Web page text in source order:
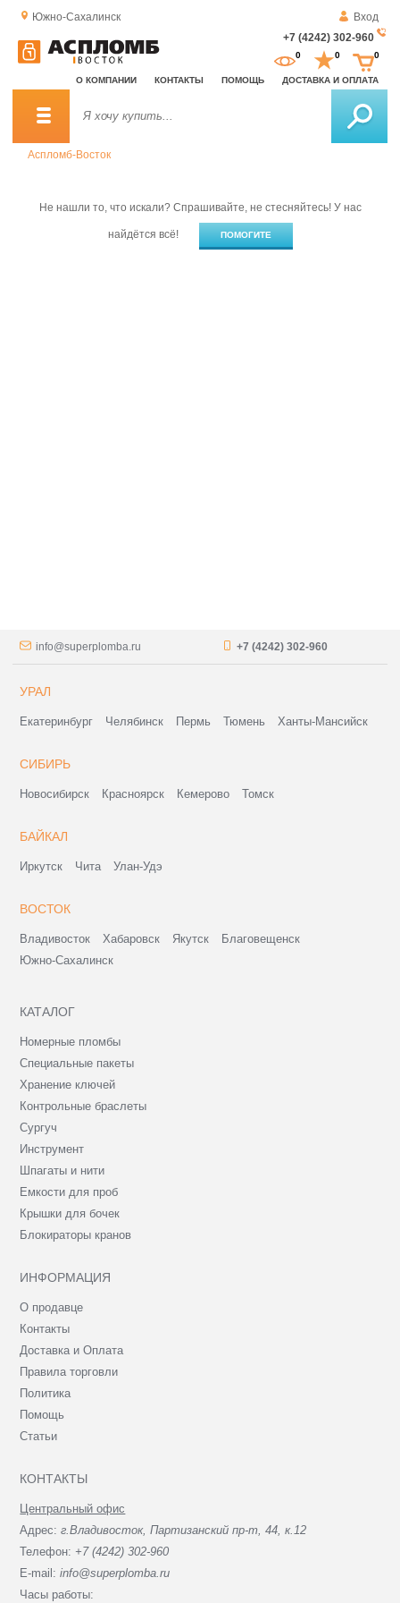
Южно-Сахалинск
Вход
+7 (4242) 302-960
О КОМПАНИИ КОНТАКТЫ ПОМОЩЬ ДОСТАВКА И ОПЛАТА
0 0 0
Аспломб-Восток
Не нашли то, что искали? Спрашивайте, не стесняйтесь! У нас
найдётся всё! ПОМОГИТЕ
info@superplomba.ru +7 (4242) 302-960
УРАЛ
Екатеринбург Челябинск Пермь Тюмень Ханты-Мансийск
СИБИРЬ
Новосибирск Красноярск Кемерово Томск
БАЙКАЛ
Иркутск Чита Улан-Удэ
ВОСТОК
Владивосток Хабаровск Якутск
Благовещенск
Южно-Сахалинск
КАТАЛОГ
Номерные пломбы
Специальные пакеты
Хранение ключей
Контрольные браслеты
Сургуч
Инструмент
Шпагаты и нити
Емкости для проб
Крышки для бочек
Блокираторы кранов
ИНФОРМАЦИЯ
О продавце
Контакты
Доставка и Оплата
Правила торговли
Политика
Помощь
Статьи
КОНТАКТЫ
Центральный офис
Адрес:г.Владивосток, Партизанский пр-т, 44, к.12
Телефон: +7 (4242) 302-960
E-mail:info@superplomba.ru
Часы работы: